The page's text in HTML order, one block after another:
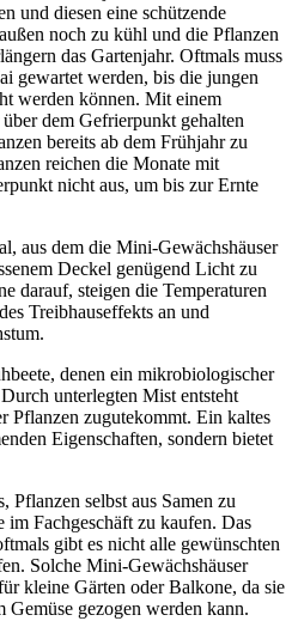
und diesen eine schützende
noch zu kühl und die Pflanzen
das Gartenjahr. Oftmals muss
gewartet werden, bis die jungen
werden können. Mit einem
dem Gefrierpunkt gehalten
bereits ab dem Frühjahr zu
reichen die Monate mit
nicht aus, um bis zur Ernte
aus dem die Mini-Gewächshäuser
Deckel genügend Licht zu
darauf, steigen die Temperaturen
Treibhauseffekts an und
denen ein mikrobiologischer
unterlegten Mist entsteht
Pflanzen zugutekommt. Ein kaltes
Eigenschaften, sondern bietet
Pflanzen selbst aus Samen zu
im Fachgeschäft zu kaufen. Das
gibt es nicht alle gewünschten
Solche Mini-Gewächshäuser
kleine Gärten oder Balkone, da sie
Gemüse gezogen werden kann.